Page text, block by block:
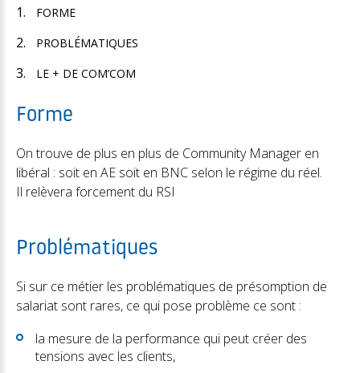
FORME
PROBLÉMATIQUES
LE + DE COM’COM
Forme
On trouve de plus en plus de Community Manager en
libéral : soit en AE soit en BNC selon le régime du réel.
Il relèvera forcement du RSI
Problématiques
Si sur ce métier les problématiques de présomption de
salariat sont rares, ce qui pose problème ce sont :
la mesure de la performance qui peut créer des
tensions avec les clients,